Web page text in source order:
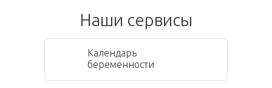
Наши сервисы
Календарь
беременности